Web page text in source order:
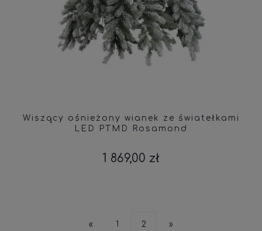
Wiszący ośnieżony wianek ze światełkami
LED PTMD Rosamond
1 869,00 zł
« 1 2 »